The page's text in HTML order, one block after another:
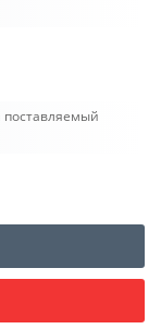
поставляемый